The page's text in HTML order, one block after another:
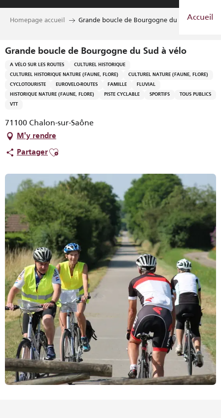
Aller
Accueil
Homepage accueil Grande boucle de Bourgogne du Sud à vélo
Grande boucle de Bourgogne du Sud à vélo
A VÉLO SUR LES ROUTES CULTUREL HISTORIQUE
CULTUREL HISTORIQUE NATURE (FAUNE, FLORE) CULTUREL NATURE (FAUNE, FLORE)
CYCLOTOURISTE EUROVELO-ROUTES FAMILLE FLUVIAL
HISTORIQUE NATURE (FAUNE, FLORE) PISTE CYCLABLE SPORTIFS TOUS PUBLICS
VTT
71100 Chalon-sur-Saône
M'y rendre
PartagerAjouter aux favoris